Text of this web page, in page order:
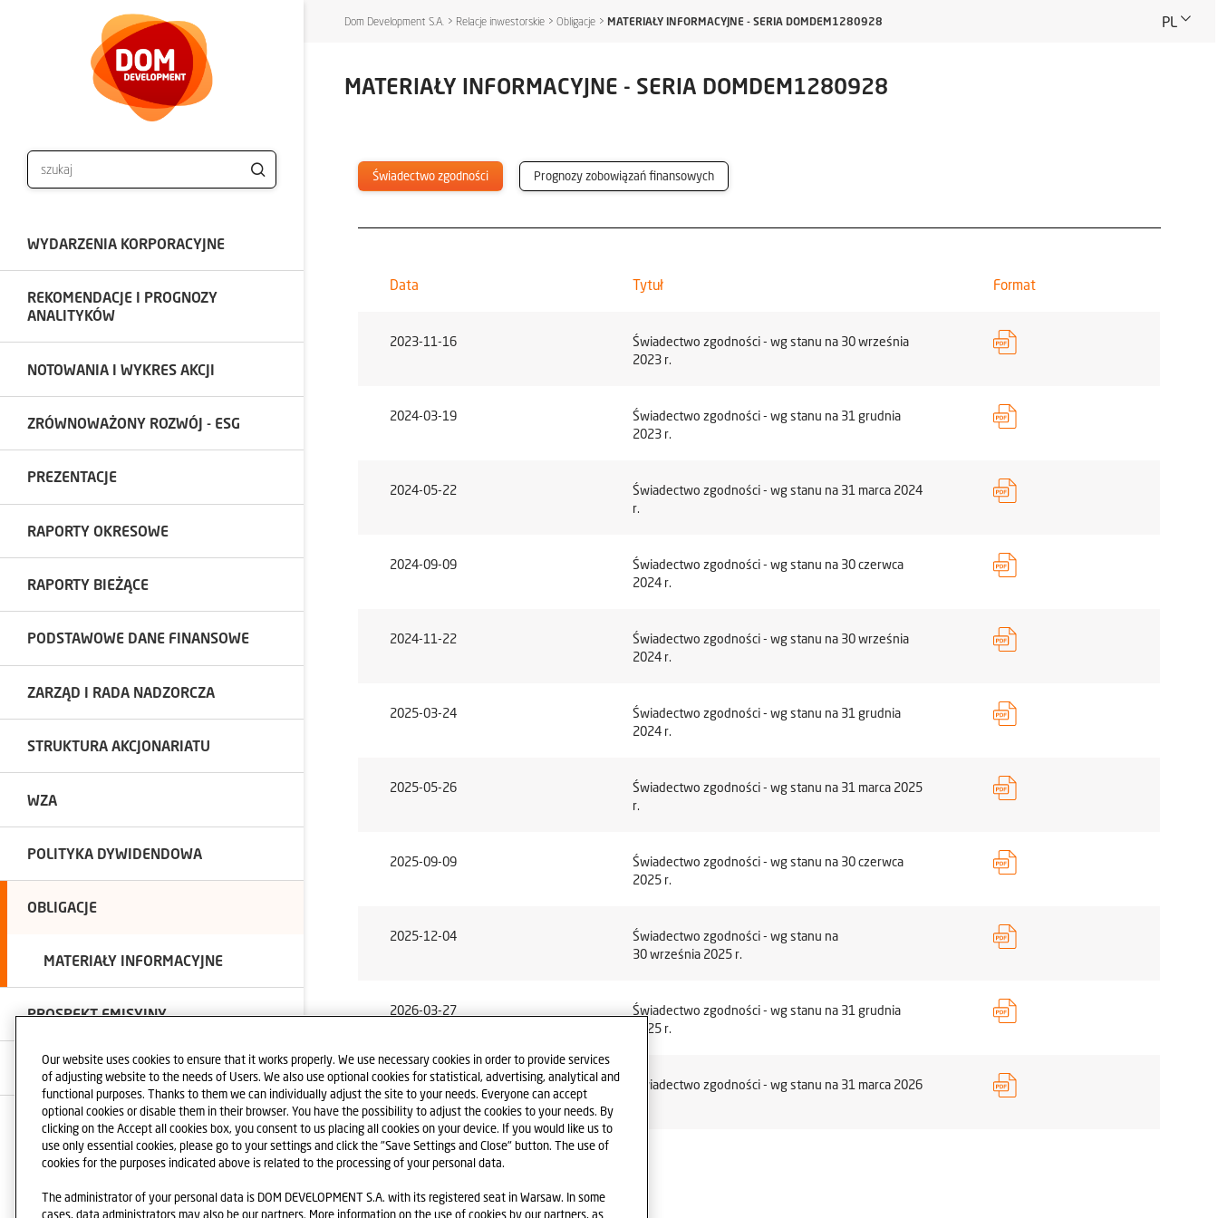
WYDARZENIA KORPORACYJNE
REKOMENDACJE I PROGNOZY
ANALITYKÓW
NOTOWANIA I WYKRES AKCJI
ZRÓWNOWAŻONY ROZWÓJ - ESG
PREZENTACJE
RAPORTY OKRESOWE
RAPORTY BIEŻĄCE
PODSTAWOWE DANE FINANSOWE
ZARZĄD I RADA NADZORCZA
STRUKTURA AKCJONARIATU
WZA
POLITYKA DYWIDENDOWA
OBLIGACJE
MATERIAŁY INFORMACYJNE
PROSPEKT EMISYJNY
ŁAD KORPORACYJNY
PRZYDATNE LINKI
NEWSLETTER
Dom Development S.A. > Relacje inwestorskie >Obligacje > MATERIAŁY INFORMACYJNE - SERIA DOMDEM1280928
MATERIAŁY INFORMACYJNE - SERIA DOMDEM1280928
Świadectwo zgodności Prognozy zobowiązań finansowych
Data Tytuł Format
2023-11-16
Świadectwo zgodności - wg stanu na 30 września
2023 r.
2024-03-19
Świadectwo zgodności - wg stanu na 31 grudnia
2023 r.
2024-05-22
Świadectwo zgodności - wg stanu na 31 marca 2024
r.
2024-09-09
Świadectwo zgodności - wg stanu na 30 czerwca
2024 r.
2024-11-22
Świadectwo zgodności - wg stanu na 30 września
2024 r.
2025-03-24
Świadectwo zgodności - wg stanu na 31 grudnia
2024 r.
2025-05-26
Świadectwo zgodności - wg stanu na 31 marca 2025
r.
2025-09-09
Świadectwo zgodności - wg stanu na 30 czerwca
2025 r.
2025-12-04
Świadectwo zgodności - wg stanu na
30 września 2025 r.
2026-03-27
Świadectwo zgodności - wg stanu na 31 grudnia
2025 r.
2026-05-15
Świadectwo zgodności - wg stanu na 31 marca 2026
PL
Our website uses cookies to ensure that it works properly. We use necessary cookies in order to provide services
of adjusting website to the needs of Users. We also use optional cookies for statistical, advertising, analytical and
functional purposes. Thanks to them we can individually adjust the site to your needs. Everyone can accept
optional cookies or disable them in their browser. You have the possibility to adjust the cookies to your needs. By
clicking on the Accept all cookies box, you consent to us placing all cookies on your device. If you would like us to
use only essential cookies, please go to your settings and click the "Save Settings and Close" button. The use of
cookies for the purposes indicated above is related to the processing of your personal data.
The administrator of your personal data is DOM DEVELOPMENT S.A. with its registered seat in Warsaw. In some
cases, data administrators may also be our partners. More information on the use of cookies by our partners, as